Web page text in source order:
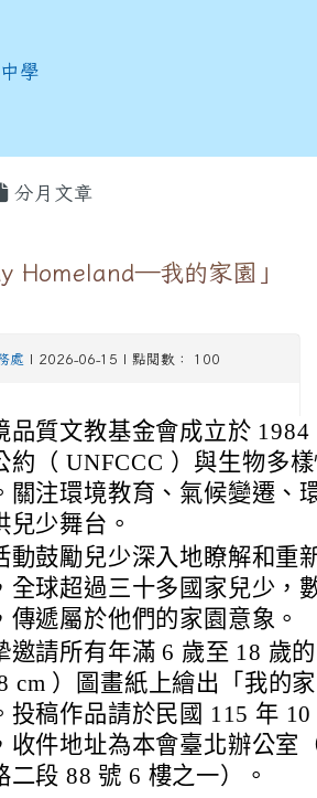
分月文章
Homeland—我的家園」
處 | 2026-06-15 | 點閱數： 100
品質文教基金會成立於
約（ UNFCCC ）與生物多
關注環境教育、氣候變遷、
兒少舞台。
動鼓勵兒少深入地瞭解和重
全球超過三十多國家兒少，
傳遞屬於他們的家園意象。
邀請所有年滿 6 歲至 18 歲
cm ）圖畫紙上繪出「我的
投稿作品請於民國 115 年
收件地址為本會臺北辦公室
二段 88 號 6 樓之一）。